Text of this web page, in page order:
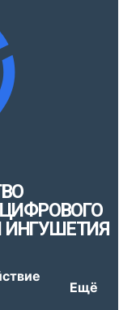
ИНГУШЕТИЯ
Ещё